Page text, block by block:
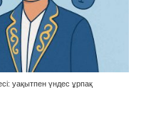
уақытпен үндес ұрпақ